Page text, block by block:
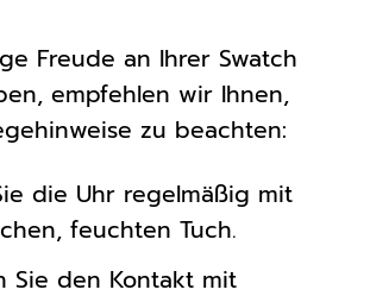
Freude an Ihrer Swatch
empfehlen wir Ihnen,
zu beachten:
die Uhr regelmäßig mit
feuchten Tuch.
Sie den Kontakt mit